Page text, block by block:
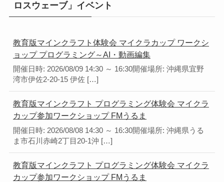
ロスウェーブ」イベント
教育版マインクラフト体験会 マイクラカップ ワークシ
ョップ プログラミング～AI・動画編集
開催日時: 2026/08/09 14:30 ～ 16:30開催場所: 沖縄県宜野
湾市伊佐2-20-15 伊佐 […]
教育版マインクラフト プログラミング体験会 マイクラ
カップ参加ワークショップ FMうるま
開催日時: 2026/08/08 14:30 ～ 16:30開催場所: 沖縄県うる
ま市石川赤崎2丁目20-1沖 […]
教育版マインクラフト プログラミング体験会 マイクラ
カップ参加ワークショップ FMうるま